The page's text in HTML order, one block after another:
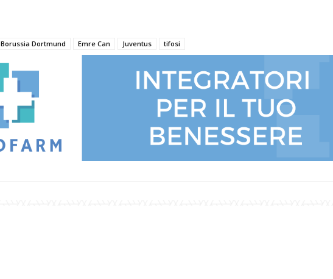
Borussia Dortmund Emre Can Juventus tifosi